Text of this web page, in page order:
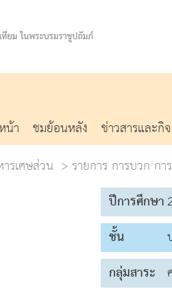
น้า ชมย้อนหลัง ข่าวสารและกิ
รเศษส่วน
รายการ การบวก ก
ปีการศึกษา
ชั้น
กลุ่มสาระ